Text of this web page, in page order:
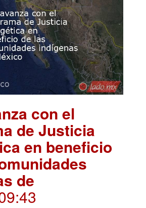
con el
de Justicia
en beneficio
de